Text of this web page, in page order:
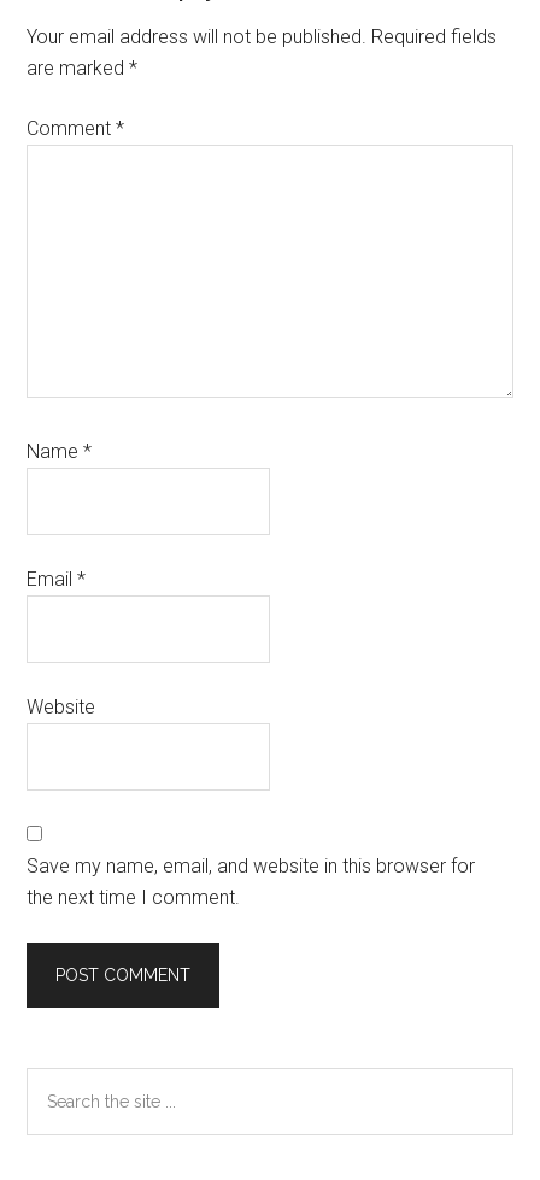
Interactions
Your email address will not be published. Required fields
are marked*
Comment*
Name*
Email*
Website
Save my name, email, and website in this browser for
the next time I comment.
Primary
Sidebar
the